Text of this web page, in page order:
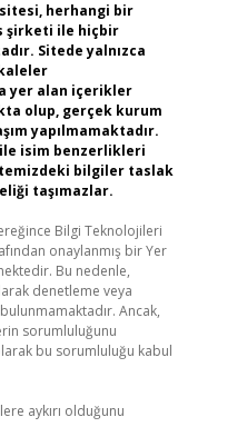
herhangi bir
şirketi ile hiçbir
Sitede yalnızca
yer alan içerikler
olup, gerçek kurum
yapılmamaktadır.
isim benzerlikleri
bilgiler taslak
taşımazlar.
Bilgi Teknolojileri
onaylanmış bir Yer
Bu nedenle,
denetleme veya
Ancak,
sorumluluğunu
bu sorumluluğu kabul
aykırı olduğunu